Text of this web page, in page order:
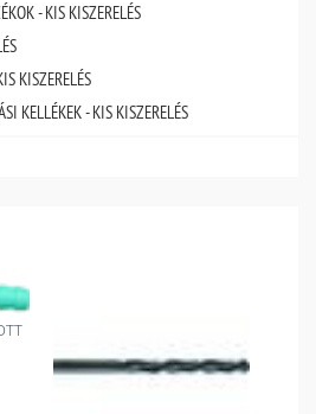
- KIS KISZERELÉS
KISZERELÉS
KELLÉKEK - KIS KISZERELÉS